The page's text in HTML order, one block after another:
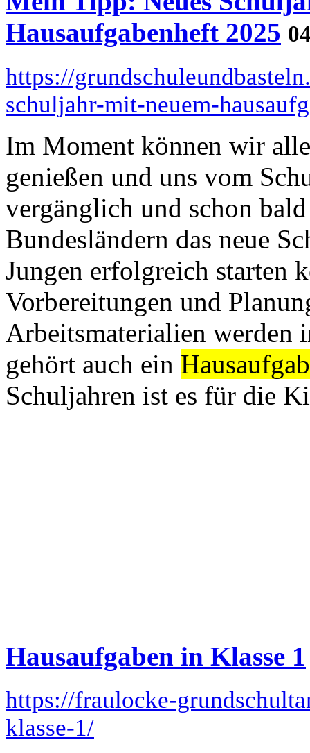
Hausaufgabenheft 2025
https://
schuljahr-mit-neuem-
Im Moment können wir
genießen und uns vom
vergänglich und schon
Bundesländern das neue
Jungen erfolgreich starten
Vorbereitungen und
Arbeitsmaterialien werden
gehört auch ein
Schuljahren ist es für die
Hausaufgaben in Klasse 1
https://fraulocke-
klasse-1/